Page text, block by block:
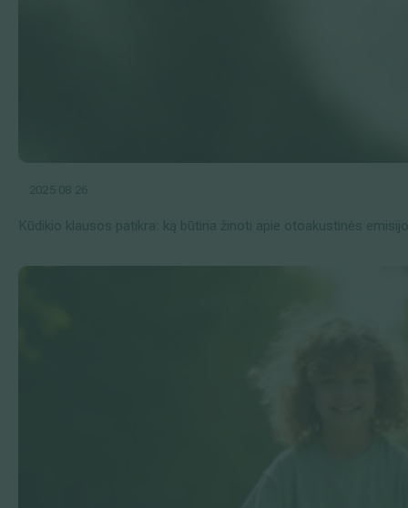
2025 08 26
Kūdikio klausos patikra: ką būtina žinoti apie otoakustinės